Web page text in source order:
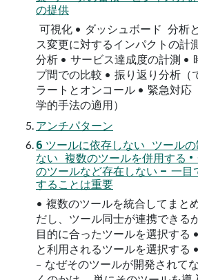
の提供
可視化 • ダッシュボード 分析
ス変更に対するインパクトの計
分析 • サービス達成度の計測 •
プ間での⽐較 • 振り返り分析（
ラートとオンコール • 緊急対応
学的⼿法の適⽤）
アンチパターン
6 ツールに依存しない ツール
ない 複数のツールを併⽤する •
のツールなど存在しない – ⼀⽬
することは重要
• 複数のツールを統合してまと
だし、ツール同⼠が連携できる
⽬的に合ったツールを選択する
と利⽤されるツールを選択する
– なぜそのツールが開発されて